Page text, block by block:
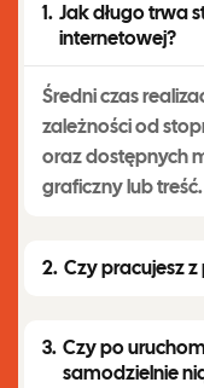
Jak długo trwa
internetowej?
Średni czas
zależności od
oraz dostępnych
graficzny lub treść.
Czy pracujesz
Czy po
samodzielnie